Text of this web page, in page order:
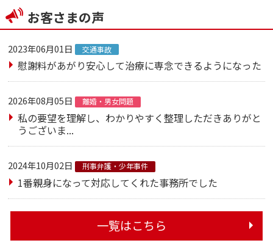
お客さまの声
2023年06月01日 交通事故
慰謝料があがり安心して治療に専念できるようになった
2026年08月05日 離婚・男女問題
私の要望を理解し、わかりやすく整理しただきありがと
うございま...
2024年10月02日 刑事弁護・少年事件
1番親身になって対応してくれた事務所でした
一覧はこちら